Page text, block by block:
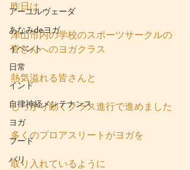
アーユルヴェーダ
あなみdeヨガ
イベント
日常
インド
自律神経メンテナンス
ヨガ
フード
バリ
昨日は
津山市内の学校のスポーツサークルの
皆さんへのヨガクラス
熱気溢れる皆さんと
しっかり動くクラス進行で進めました
多くのプロアスリートがヨガを
取り入れているように